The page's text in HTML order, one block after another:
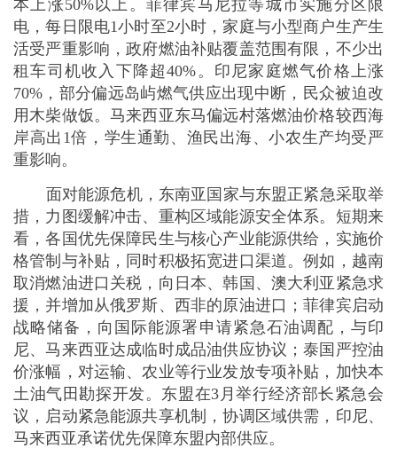
价涨幅，对运输、农业等行业发放专项补贴，加快本
土油气田勘探开发。东盟在3月举行经济部长紧急会
议，启动紧急能源共享机制，协调区域供需，印尼、
马来西亚承诺优先保障东盟内部供应。
长期来看，中东冲突成为东南亚能源转型的催化
剂，各国正加快推进能源多元化，减少对中东油气的
依赖。越南推进与中国的跨境电力贸易，适度增加煤
炭进口；菲律宾加快重启核电项目审批；泰国、马来
西亚提升生物柴油、太阳能等可再生能源使用比例。
东盟能源中心已启动《区域能源安全转型规划》，计
划5年内投入超1200亿美元，用于可再生能源开发、
电网互联互通与战略储备建设，目标是到2030年将区
域能源进口依赖度从62%降至45%以下，各国也纷纷
调整能源战略，明确可再生能源发展目标。
目前来看，中东冲突仍未彻底停火，全球能源市
场恐慌情绪未消。东南亚各国采取的短期应急举措只
能解燃眉之急，要从根本上保障能源安全，需要坚定
不移推进能源转型，加快可再生能源开发、提升能源
的本土供给能力、完善区域协同、扩大战略储备。
对东盟而言，此次危机凸显了区域一体化的紧迫
性，唯有加强能源领域团结合作、构建更紧密的能源